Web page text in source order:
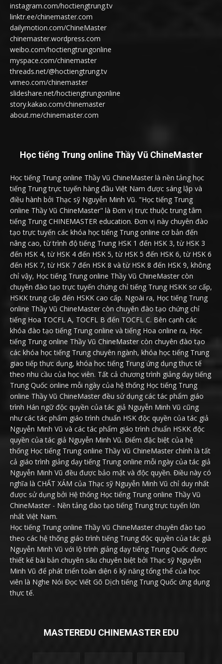
instagram.com/hoctiengtrung.tv
linktr.ee/chinemaster.com
dailymotion.com/ChineMaster
chinemaster.wordpress.com
weibo.com/hoctiengtrungonline
myspace.com/chinemaster
threads.net/@hoctiengtrung.tv
vimeo.com/chinemaster
slideshare.net/hoctiengtrungonline
story.kakao.com/chinemaster
about.me/chinemaster.com
Học tiếng Trung online Thầy Vũ ChineMaster
Học tiếng Trung online Thầy Vũ ChineMaster là nền tảng học
tiếng Trung trực tuyến hàng đầu Việt Nam được sáng lập và
điều hành bởi Thạc sỹ Nguyễn Minh Vũ. "Học tiếng Trung
online Thầy Vũ ChineMaster" là Đơn vị trực thuộc trung tâm
tiếng Trung CHINEMASTER education. Đơn vị này chuyên đào
tạo trực tuyến các khóa học tiếng Trung online cơ bản đến
nâng cao, từ trình độ tiếng Trung HSK 1 đến HSK 3, từ HSK 3
đến HSK 4, từ HSK 4 đến HSK 5, từ HSK 5 đến HSK 6, từ HSK 6
đến HSK 7, từ HSK 7 đến HSK 8 và từ HSK 8 đến HSK 9, không
chỉ vậy, Học tiếng Trung online Thầy Vũ ChineMaster còn
chuyên đào tạo trực tuyến chứng chỉ tiếng Trung HSKK sơ cấp,
HSKK trung cấp đến HSKK cao cấp. Ngoài ra, Học tiếng Trung
online Thầy Vũ ChineMaster còn chuyên đào tạo chứng chỉ
tiếng Hoa TOCFL A, TOCFL B đến TOCFL C. Bên cạnh các
khóa đào tạo tiếng Trung online và tiếng Hoa online ra, Học
tiếng Trung online Thầy Vũ ChineMaster còn chuyên đào tạo
các khóa học tiếng Trung chuyên ngành, khóa học tiếng Trung
giao tiếp thực dụng, khóa học tiếng Trung ứng dụng thực tế
theo nhu cầu của học viên. Tất cả chương trình giảng dạy tiếng
Trung Quốc online mỗi ngày của hệ thống Học tiếng Trung
online Thầy Vũ ChineMaster đều sử dụng các tác phẩm giáo
trình Hán ngữ độc quyền của tác giả Nguyễn Minh Vũ cũng
như các tác phẩm giáo trình chuẩn HSK độc quyền của tác giả
Nguyễn Minh Vũ và các tác phẩm giáo trình chuẩn HSKK độc
quyền của tác giả Nguyễn Minh Vũ. Điểm đặc biệt của hệ
thống Học tiếng Trung online Thầy Vũ ChineMaster chính là tất
cả giáo trình giảng dạy tiếng Trung online mỗi ngày của tác giả
Nguyễn Minh Vũ đều được bảo mật và độc quyền. Điều này có
nghĩa là CHẤT XÁM của Thạc sỹ Nguyễn Minh Vũ chỉ duy nhất
được sử dụng bởi Hệ thống Học tiếng Trung online Thầy Vũ
ChineMaster - Nền tảng đào tạo tiếng Trung trực tuyến lớn
nhất Việt Nam.
Học tiếng Trung online Thầy Vũ ChineMaster chuyên đào tạo
theo các hệ thống giáo trình tiếng Trung độc quyền của tác giả
Nguyễn Minh Vũ với lộ trình giảng dạy tiếng Trung Quốc được
thiết kế bài bản chuyên sâu chuyên biệt bởi Thạc sỹ Nguyễn
Minh Vũ để phát triển toàn diện 6 kỹ năng tổng thể của học
viên là Nghe Nói Đọc Viết Gõ Dịch tiếng Trung Quốc ứng dụng
thực tế.
MASTEREDU CHINEMASTER EDU